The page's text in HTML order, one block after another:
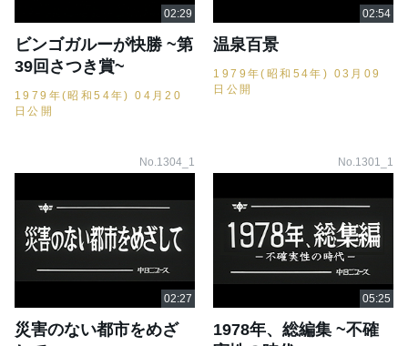
ビンゴガルーが快勝 ~第
39回さつき賞~
1979年(昭和54年) 04月20
日公開
温泉百景
1979年(昭和54年) 03月09
日公開
No.1304_1
災害のない都市をめざ
No.1301_1
1978年、総編集 ~不確